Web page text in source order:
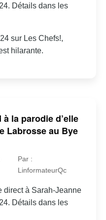
Détails dans les
sur Les Chefs!,
hilarante.
la parodie d’elle
Labrosse au Bye
Par :
LinformateurQc
direct à Sarah-Jeanne
Détails dans les